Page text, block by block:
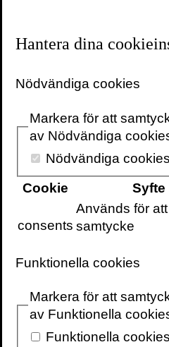
Pressbilder
Skriv ut sidan
För bokning av
BÖCKER
Hantera dina
Nödvändiga cookies
Markera för att
av Nödvändiga
Nödvändiga
Cookie
Syfte
consents
Används för
samtycke
Funktionella cookies
Markera för att
av Funktionella
Funktionella